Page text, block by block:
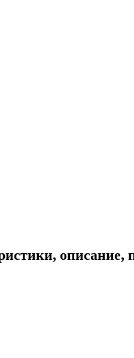
описание,